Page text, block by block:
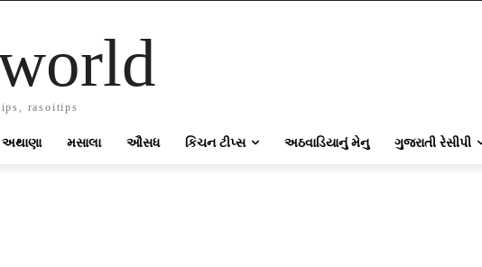
rasoitips
અથાણા મસાલા ઔસધ કિચન ટીપ્સ અઠવાડિયાનું મેનુ ગુજરાતી રેસીપી